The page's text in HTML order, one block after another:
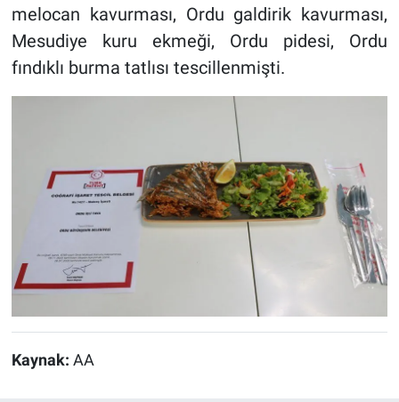
melocan kavurması, Ordu galdirik kavurması,
Mesudiye kuru ekmeği, Ordu pidesi, Ordu
fındıklı burma tatlısı tescillenmişti.
Kaynak: AA